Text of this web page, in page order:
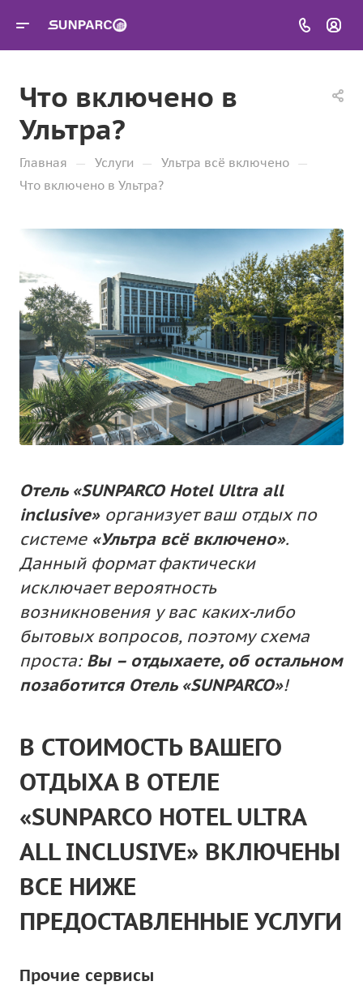
Что включено в
Ультра?
Главная — Услуги — Ультра всё включено —
Что включено в Ультра?
Отель «SUNPARCO Hotel Ultra all
inclusive»организует ваш отдых по
системе «Ультра всё включено».
Данный формат фактически
исключает вероятность
возникновения у вас каких-либо
бытовых вопросов, поэтому схема
проста: Вы – отдыхаете, об остальном
позаботится Отель «SUNPARCO»!
В СТОИМОСТЬ ВАШЕГО
ОТДЫХА В ОТЕЛЕ
«SUNPARCO HOTEL ULTRA
ALL INCLUSIVE» ВКЛЮЧЕНЫ
ВСЕ НИЖЕ
ПРЕДОСТАВЛЕННЫЕ УСЛУГИ
Прочие сервисы